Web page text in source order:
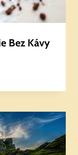
Bez Kávy